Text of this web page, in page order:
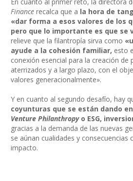
Finance recalca que a la hora de
«dar forma a esos valores de los
pero que lo importante es que se
relieve que la filantropía sirva como
ayude a la cohesión familiar, esto
conexión esencial para la creación de
aterrizados y a largo plazo, con el
valores generacionalmente».
Y en cuanto al segundo desafío, hay
coyunturas que se están dando
Venture Philanthropyo ESG,
gracias a la demanda de las nuevas
se aúnan cualidades y consecuencias
impacto.